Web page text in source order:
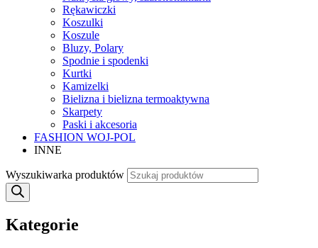
Rękawiczki
Koszulki
Koszule
Bluzy, Polary
Spodnie i spodenki
Kurtki
Kamizelki
Bielizna i bielizna termoaktywna
Skarpety
Paski i akcesoria
FASHION WOJ-POL
INNE
Wyszukiwarka produktów
Kategorie